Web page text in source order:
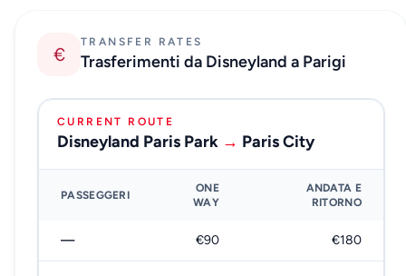
€
TRANSFER RATES
Trasferimenti da Disneyland a Parigi
CURRENT ROUTE
Disneyland Paris Park → Paris City
PASSEGGERI
ONE
WAY
ANDATA E
RITORNO
— €90 €180